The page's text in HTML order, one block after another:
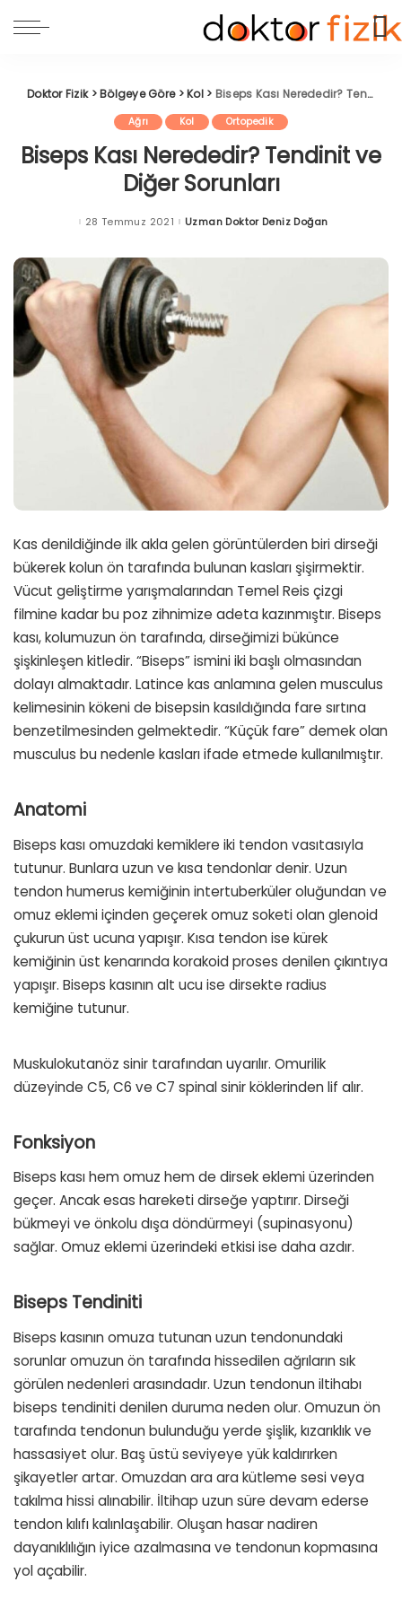
Doktor Fizik>Bölgeye Göre>Kol> Biseps Kası Nerededir? Tendinit ve Diğer Sorunları
Ağrı Kol Ortopedik
Biseps Kası Nerededir? Tendinit ve
Diğer Sorunları
28 Temmuz 2021 Posted
Uzman Doktor Deniz Doğan
Kas denildiğinde ilk akla gelen görüntülerden biri dirseği
bükerek kolun ön tarafında bulunan kasları şişirmektir.
Vücut geliştirme yarışmalarından Temel Reis çizgi
filmine kadar bu poz zihnimize adeta kazınmıştır. Biseps
kası, kolumuzun ön tarafında, dirseğimizi bükünce
şişkinleşen kitledir. “Biseps” ismini iki başlı olmasından
dolayı almaktadır. Latince kas anlamına gelen musculus
kelimesinin kökeni de bisepsin kasıldığında fare sırtına
benzetilmesinden gelmektedir. “Küçük fare” demek olan
musculus bu nedenle kasları ifade etmede kullanılmıştır.
Anatomi
Biseps kası omuzdaki kemiklere iki tendon vasıtasıyla
tutunur. Bunlara uzun ve kısa tendonlar denir. Uzun
tendon humerus kemiğinin intertuberküler oluğundan ve
omuz eklemi içinden geçerek omuz soketi olan glenoid
çukurun üst ucuna yapışır. Kısa tendon ise kürek
kemiğinin üst kenarında korakoid proses denilen çıkıntıya
yapışır. Biseps kasının alt ucu ise dirsekte radius
kemiğine tutunur.
Muskulokutanöz sinir tarafından uyarılır. Omurilik
düzeyinde C5, C6 ve C7 spinal sinir köklerinden lif alır.
Fonksiyon
Biseps kası hem omuz hem de dirsek eklemi üzerinden
geçer. Ancak esas hareketi dirseğe yaptırır. Dirseği
bükmeyi ve önkolu dışa döndürmeyi (supinasyonu)
sağlar. Omuz eklemi üzerindeki etkisi ise daha azdır.
Biseps Tendiniti
Biseps kasının omuza tutunan uzun tendonundaki
sorunlar omuzun ön tarafında hissedilen ağrıların sık
görülen nedenleri arasındadır. Uzun tendonun iltihabı
biseps tendiniti denilen duruma neden olur. Omuzun ön
tarafında tendonun bulunduğu yerde şişlik, kızarıklık ve
hassasiyet olur. Baş üstü seviyeye yük kaldırırken
şikayetler artar. Omuzdan ara ara kütleme sesi veya
takılma hissi alınabilir. İltihap uzun süre devam ederse
tendon kılıfı kalınlaşabilir. Oluşan hasar nadiren
dayanıklılığın iyice azalmasına ve tendonun kopmasına
yol açabilir.